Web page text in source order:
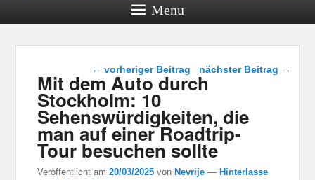
Menu
Beitragsnavigation
← vorheriger Beitrag nächster Beitrag →
Mit dem Auto durch
Stockholm: 10
Sehenswürdigkeiten, die
man auf einer Roadtrip-
Tour besuchen sollte
Veröffentlicht am20/03/2025 vonNevrije —Hinterlasse